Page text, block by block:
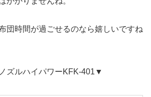
団時間が過ごせるのなら嬉しいですね
ズルハイパワーKFK-401 ▼